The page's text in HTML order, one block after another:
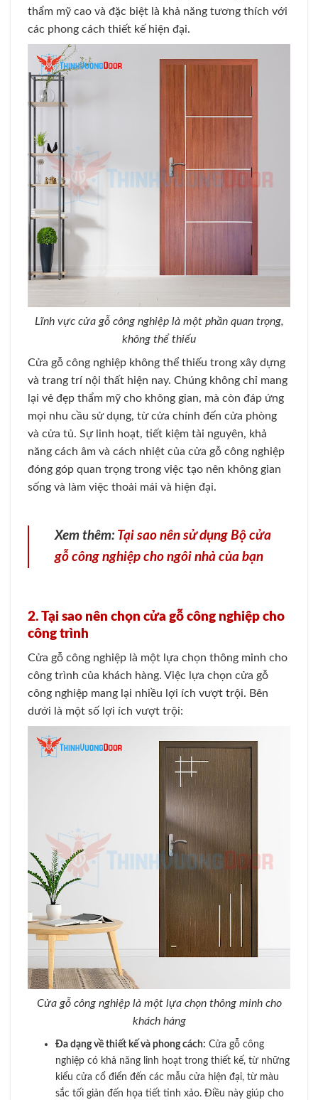
thẩm mỹ cao và đặc biệt là khả năng tương thích với
các phong cách thiết kế hiện đại.
Lĩnh vực cửa gỗ công nghiệp là một phần quan trọng,
không thể thiếu
Cửa gỗ công nghiệp không thể thiếu trong xây dựng
và trang trí nội thất hiện nay. Chúng không chỉ mang
lại vẻ đẹp thẩm mỹ cho không gian, mà còn đáp ứng
mọi nhu cầu sử dụng, từ cửa chính đến cửa phòng
và cửa tủ. Sự linh hoạt, tiết kiệm tài nguyên, khả
năng cách âm và cách nhiệt của cửa gỗ công nghiệp
đóng góp quan trọng trong việc tạo nên không gian
sống và làm việc thoải mái và hiện đại.
Xem thêm: Tại sao nên sử dụng Bộ cửa
gỗ công nghiệp cho ngôi nhà của bạn
2. Tại sao nên chọn cửa gỗ công nghiệp cho
công trình
Cửa gỗ công nghiệp là một lựa chọn thông minh cho
công trình của khách hàng. Việc lựa chọn cửa gỗ
công nghiệp mang lại nhiều lợi ích vượt trội. Bên
dưới là một số lợi ích vượt trội:
Cửa gỗ công nghiệp là một lựa chọn thông minh cho
khách hàng
Đa dạng về thiết kế và phong cách: Cửa gỗ công
nghiệp có khả năng linh hoạt trong thiết kế, từ những
kiểu cửa cổ điển đến các mẫu cửa hiện đại, từ màu
sắc tối giản đến họa tiết tinh xảo. Điều này giúp cho